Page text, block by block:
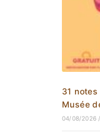
31 notes
Musée
04/08/2026 /